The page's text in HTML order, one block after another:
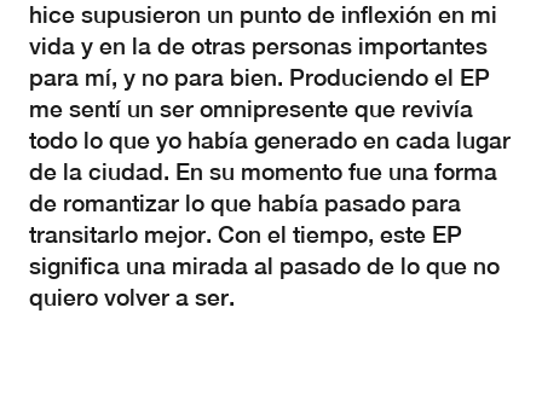
hice supusieron un punto de inflexión en mi
vida y en la de otras personas importantes
para mí, y no para bien. Produciendo el EP
me sentí un ser omnipresente que revivía
todo lo que yo había generado en cada lugar
de la ciudad. En su momento fue una forma
de romantizar lo que había pasado para
transitarlo mejor. Con el tiempo, este EP
significa una mirada al pasado de lo que no
quiero volver a ser.